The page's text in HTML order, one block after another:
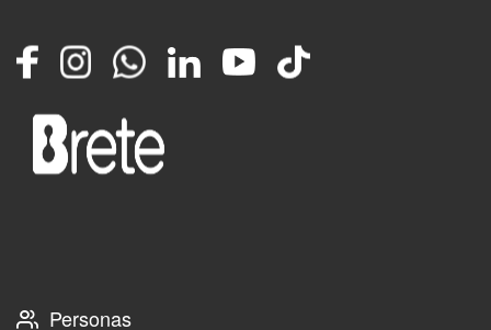
FacebookInstagramWhatsappLinkedInYouTube
TikTok
Personas